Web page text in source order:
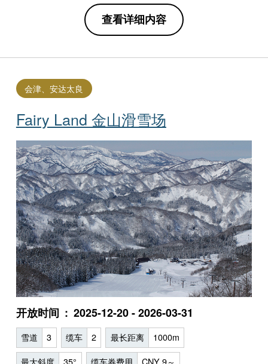
查看详细内容
Fairy Land 金山滑雪场
会津、安达太良
开放时间 2025-12-20 - 2026-03-31
雪道 3 缆车 2 最长距离 1000m
最大斜度 35° 缆车券费用 CNY 9～